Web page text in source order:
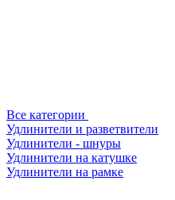
Все категории
Удлинители и разветвители
Удлинители - шнуры
Удлинители на катушке
Удлинители на рамке